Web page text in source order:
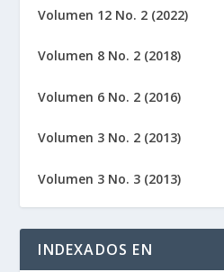
Volumen 12 No. 2 (2022)
Volumen 8 No. 2 (2018)
Volumen 6 No. 2 (2016)
Volumen 3 No. 2 (2013)
Volumen 3 No. 3 (2013)
INDEXADOS EN